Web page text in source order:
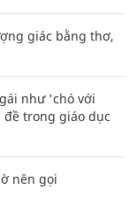
giác bằng thơ,
như 'chó với
trong giáo dục
nên gọi